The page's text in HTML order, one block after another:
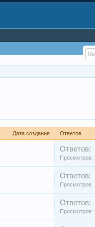
Дата создания Ответов
Ответов:
Просмотров:
Ответов:
Просмотров:
Ответов:
Просмотров: